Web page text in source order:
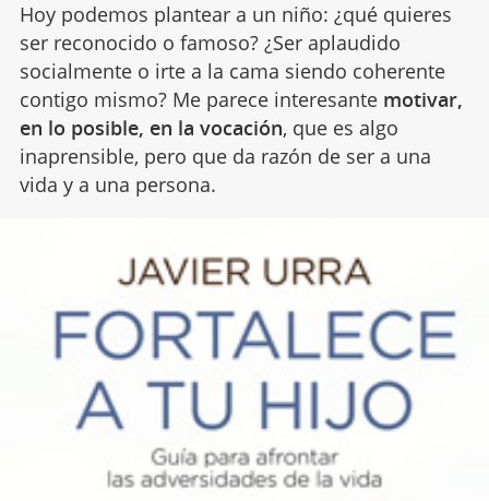
Hoy podemos plantear a un niño: ¿qué quieres
ser reconocido o famoso? ¿Ser aplaudido
socialmente o irte a la cama siendo coherente
contigo mismo? Me parece interesante motivar,
en lo posible, en la vocación, que es algo
inaprensible, pero que da razón de ser a una
vida y a una persona.